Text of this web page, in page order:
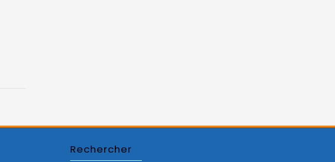
Rechercher